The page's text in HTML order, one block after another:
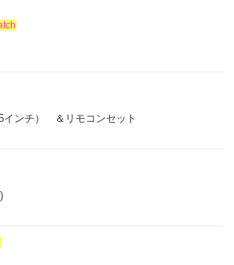
インチ） ＆リモコンセット